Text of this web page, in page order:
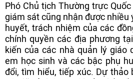
Phó Chủ tịch Thường trực
giám sát cũng nhận được nhiều
huyết, trách nhiệm của các
chính quyền các địa phương
kiến của các nhà quản lý giáo
em học sinh và các bậc phụ
đổi, tìm hiểu, tiếp xúc. Dự thảo